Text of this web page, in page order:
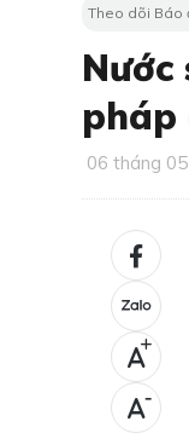
Theo dõi Báo
pháp
06 tháng
+
-